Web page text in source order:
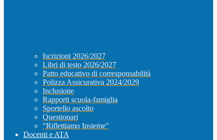
Iscrizioni 2026/2027
Libri di testo 2026/2027
Patto educativo di corresponsabilità
Polizza Assicurativa 2024/2029
Inclusione
Rapporti scuola-famiglia
Sportello ascolto
Questionari
"Riflettiamo Insieme"
Docenti e ATA